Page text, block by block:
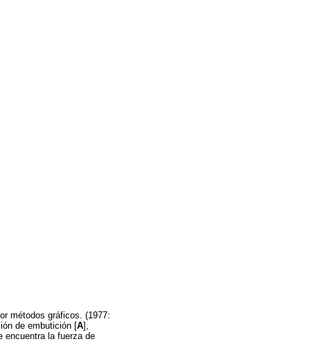
métodos gráficos. (1977:
de embutición [A],
encuentra la fuerza de